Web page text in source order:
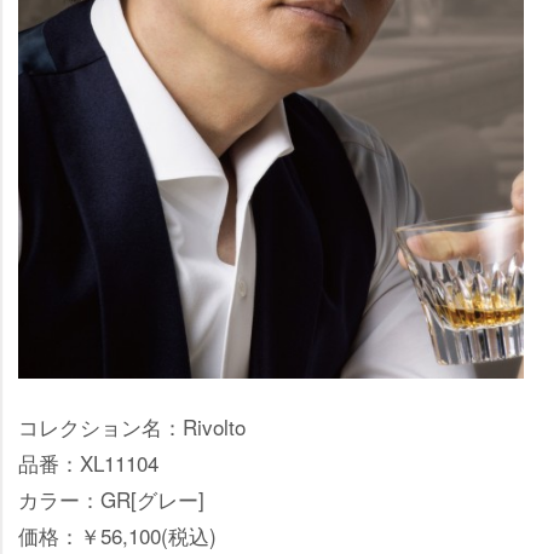
コレクション名：Rivolto
品番：XL11104
カラー：GR[グレー]
価格：￥56,100(税込)